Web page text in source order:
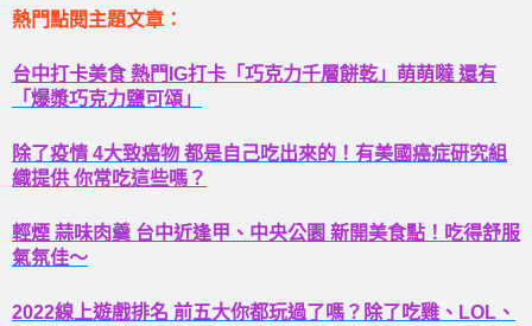
熱門點閱主題文章：
台中打卡美食 熱門IG打卡「巧克力千層餅乾」萌萌噠 還有
「爆漿巧克力鹽可頌」
除了疫情 4大致癌物 都是自己吃出來的！有美國癌症研究組
織提供 你常吃這些嗎？
輕煙 蒜味肉羹 台中近逢甲、中央公園 新開美食點！吃得舒服
氣氛佳～
2022線上遊戲排名 前五大你都玩過了嗎？除了吃雞、LOL、